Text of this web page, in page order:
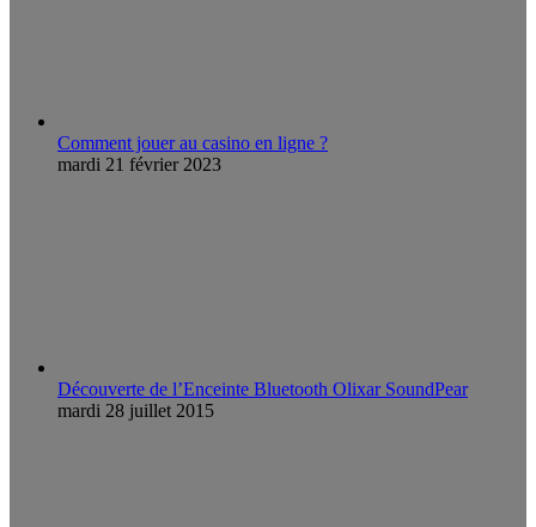
Comment jouer au casino en ligne ?
mardi 21 février 2023
Découverte de l’Enceinte Bluetooth Olixar SoundPear
mardi 28 juillet 2015